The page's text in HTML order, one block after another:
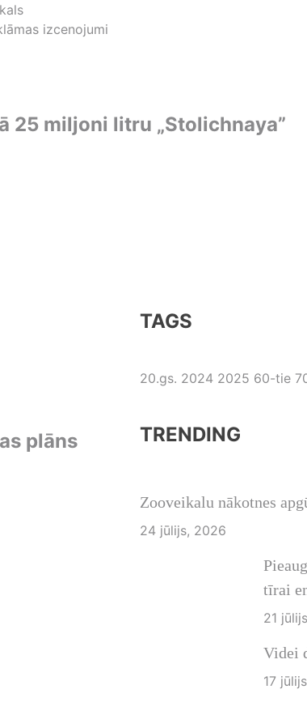
izcenojumi
25 miljoni litru „Stolichnaya”
plāns
TAGS
20.gs. 2024 2025 60-tie
TRENDING
Zooveikalu nākotnes
24 jūlijs, 2026
tīrai
21
Videi
17